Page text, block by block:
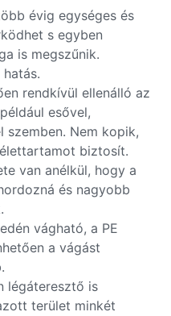
évig egységes és
s egyben
is megszűnik.
rendkívül ellenálló az
esővel,
szemben. Nem kopik,
biztosít.
van anélkül, hogy a
és nagyobb
vágható, a PE
a vágást
légáteresztő is
terület minkét